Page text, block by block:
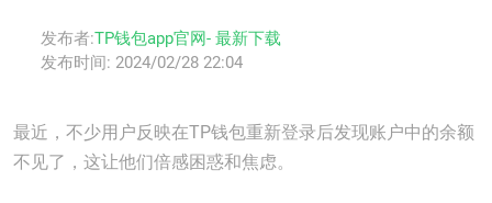
发布者:TP钱包app官网- 最新下载
发布时间: 2024/02/28 22:04
最近，不少用户反映在TP钱包重新登录后发现账户中的余额
不见了，这让他们倍感困惑和焦虑。